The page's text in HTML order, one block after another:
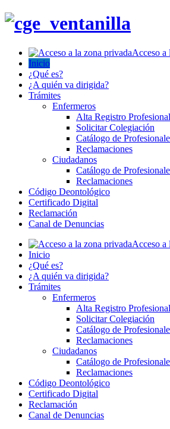
Acceso a
Inicio
¿Qué es?
¿A quién va dirigida?
Trámites
Enfermeros
Alta Registro Profesional
Solicitar Colegiación
Catálogo de
Reclamaciones
Ciudadanos
Catálogo de
Reclamaciones
Código Deontológico
Certificado Digital
Reclamación
Canal de Denuncias
Acceso a
Inicio
¿Qué es?
¿A quién va dirigida?
Trámites
Enfermeros
Alta Registro Profesional
Solicitar Colegiación
Catálogo de
Reclamaciones
Ciudadanos
Catálogo de
Reclamaciones
Código Deontológico
Certificado Digital
Reclamación
Canal de Denuncias